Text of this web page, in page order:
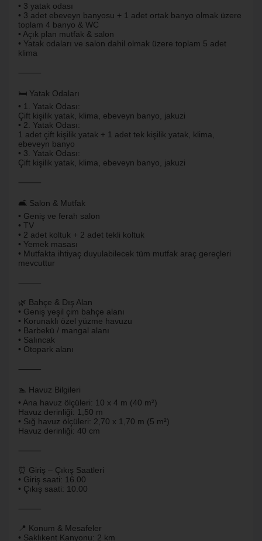
• 3 yatak odası
• 3 adet ebeveyn banyosu + 1 adet ortak banyo olmak üzere
toplam 4 banyo & WC
• Açık plan mutfak & salon
• Yatak odaları ve salon dahil olmak üzere toplam 5 adet
klima
⸻
🛏️ Yatak Odaları
• 1. Yatak Odası:
Çift kişilik yatak, klima, ebeveyn banyo, jakuzi
• 2. Yatak Odası:
1 adet çift kişilik yatak + 1 adet tek kişilik yatak, klima,
ebeveyn banyo
• 3. Yatak Odası:
Çift kişilik yatak, klima, ebeveyn banyo, jakuzi
⸻
🛋️ Salon & Mutfak
• Geniş ve ferah salon
• TV
• 2 adet koltuk + 2 adet tekli koltuk
• Yemek masası
• Mutfakta ihtiyaç duyulabilecek tüm mutfak araç gereçleri
mevcuttur
⸻
🌿 Bahçe & Dış Alan
• Geniş yeşil çim bahçe alanı
• Korunaklı özel yüzme havuzu
• Barbekü / mangal alanı
• Salıncak
• Otopark alanı
⸻
🏊 Havuz Bilgileri
• Ana havuz ölçüleri: 10 x 4 m (40 m²)
Havuz derinliği: 1,50 m
• Sığ havuz ölçüleri: 2,70 x 1,70 m (5 m²)
Havuz derinliği: 40 cm
⸻
⏰ Giriş – Çıkış Saatleri
• Giriş saati: 16.00
• Çıkış saati: 10.00
⸻
📍 Konum & Mesafeler
• Saklıkent Kanyonu: 2 km